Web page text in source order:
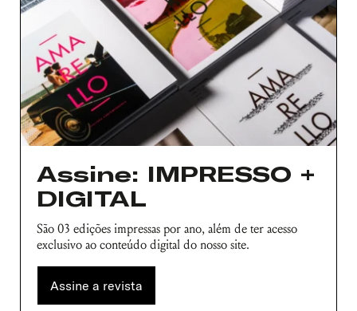
Assine: IMPRESSO +
DIGITAL
São 03 edições impressas por ano, além de ter acesso
exclusivo ao conteúdo digital do nosso site.
Assine a revista